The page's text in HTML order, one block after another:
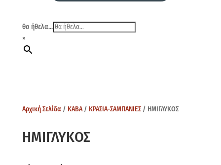
θα ήθελα...
×
Αρχική Σελίδα / ΚΑΒΑ/ ΚΡΑΣΙΑ-ΣΑΜΠΑΝΙΕΣ/ ΗΜΙΓΛΥΚΟΣ
ΗΜΙΓΛΥΚΟΣ